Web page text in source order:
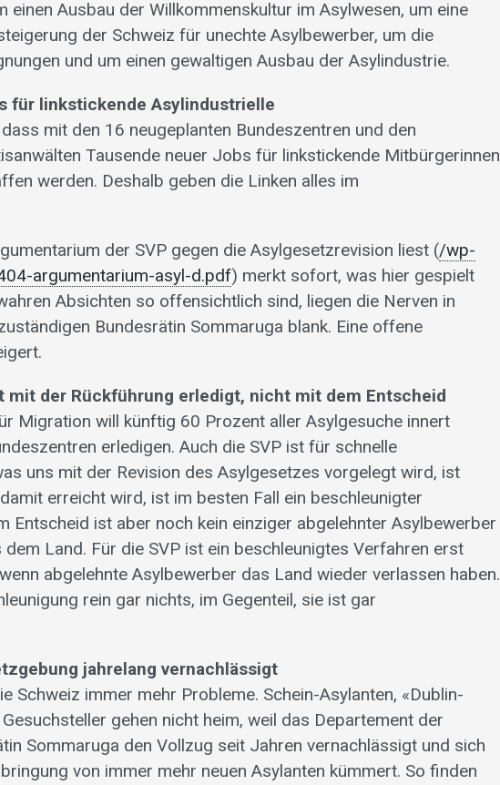
einen Ausbau der Willkommenskultur im Asylwesen, um eine
der Schweiz für unechte Asylbewerber, um die
und um einen gewaltigen Ausbau der Asylindustrie.
für linkstickende Asylindustrielle
mit den 16 neugeplanten Bundeszentren und den
Tausende neuer Jobs für linkstickende Mitbürgerinnen
werden. Deshalb geben die Linken alles im
der SVP gegen die Asylgesetzrevision liest (/wp-
argumentarium-asyl-d.pdf) merkt sofort, was hier gespielt
Absichten so offensichtlich sind, liegen die Nerven in
Bundesrätin Sommaruga blank. Eine offene
mit der Rückführung erledigt, nicht mit dem Entscheid
Migration will künftig 60 Prozent aller Asylgesuche innert
erledigen. Auch die SVP ist für schnelle
uns mit der Revision des Asylgesetzes vorgelegt wird, ist
erreicht wird, ist im besten Fall ein beschleunigter
Entscheid ist aber noch kein einziger abgelehnter Asylbewerber
dem Land. Für die SVP ist ein beschleunigtes Verfahren erst
abgelehnte Asylbewerber das Land wieder verlassen haben.
rein gar nichts, im Gegenteil, sie ist gar
jahrelang vernachlässigt
Schweiz immer mehr Probleme. Schein-Asylanten, «Dublin-
gehen nicht heim, weil das Departement der
Sommaruga den Vollzug seit Jahren vernachlässigt und sich
von immer mehr neuen Asylanten kümmert. So finden